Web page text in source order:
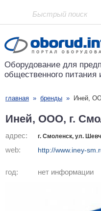
Проект основан в 2001 году
Оборудование для
общественного питания
главная » бренды » Иней,
Иней, ООО, г.
адрес: г. Смоленск, ул.
web: http://www.iney-
год: нет информации